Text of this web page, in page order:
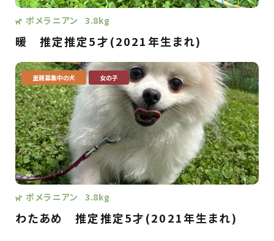
ポメラニアン 3.8kg
暖 推定推定5才(2021年生まれ)
里親募集中の犬 女の子
ポメラニアン 3.8kg
わたあめ 推定推定5才(2021年生まれ)